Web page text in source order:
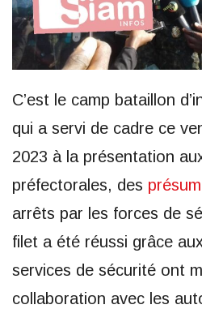
C’est le camp bataillon
qui a servi de cadre ce
2023 à la présentation
préfectorales, des
arrêts par les forces de
filet a été réussi grâce
services de sécurité ont
collaboration avec les